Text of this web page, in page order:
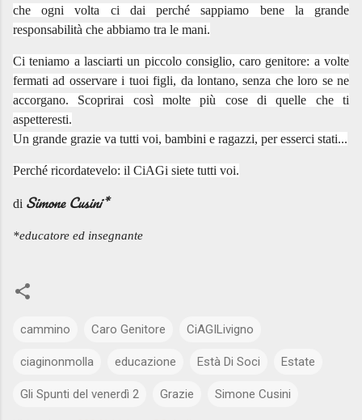
che ogni volta ci dai perché sappiamo bene la grande
responsabilità che abbiamo tra le mani.
Ci teniamo a lasciarti un piccolo consiglio, caro genitore: a volte
fermati ad osservare i tuoi figli, da lontano, senza che loro se ne
accorgano. Scoprirai così molte più cose di quelle che ti
aspetteresti.
Un grande grazie va tutti voi, bambini e ragazzi, per esserci stati...
Perché ricordatevelo: il CiAGi siete tutti voi.
di Simone Cusini*
*educatore ed insegnante
cammino Caro Genitore CiAGILivigno
ciaginonmolla educazione Està Di Soci Estate
Gli Spunti del venerdì 2 Grazie Simone Cusini